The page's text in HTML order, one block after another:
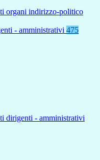
organi indirizzo-politico
- amministrativi 475
dirigenti - amministrativi